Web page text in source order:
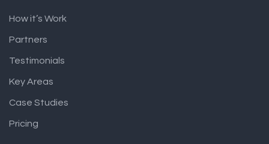
How it’s Work
Partners
Testimonials
Key Areas
Case Studies
Pricing